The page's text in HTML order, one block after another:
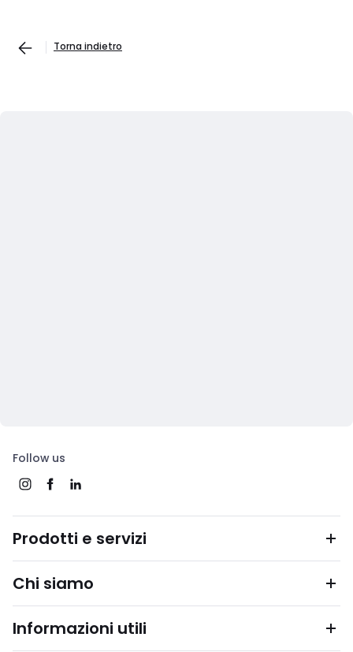
Torna indietro
Follow us
Prodotti e servizi
Chi siamo
Informazioni utili